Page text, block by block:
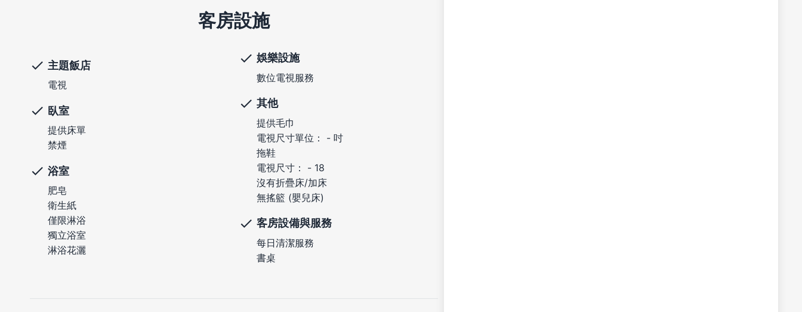
客房設施
主題飯店
電視
臥室
提供床單
禁煙
浴室
肥皂
衛生紙
僅限淋浴
獨立浴室
淋浴花灑
娛樂設施
數位電視服務
其他
提供毛巾
電視尺寸單位： - 吋
拖鞋
電視尺寸： - 18
沒有折疊床/加床
無搖籃 (嬰兒床)
客房設備與服務
每日清潔服務
書桌